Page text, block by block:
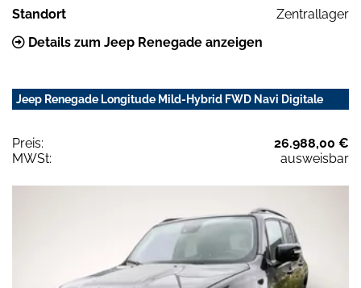
Standort
Zentrallager
Details zum Jeep Renegade anzeigen
Jeep Renegade Longitude Mild-Hybrid FWD Navi Digitale
Preis:
26.988,00 €
MWSt:
ausweisbar